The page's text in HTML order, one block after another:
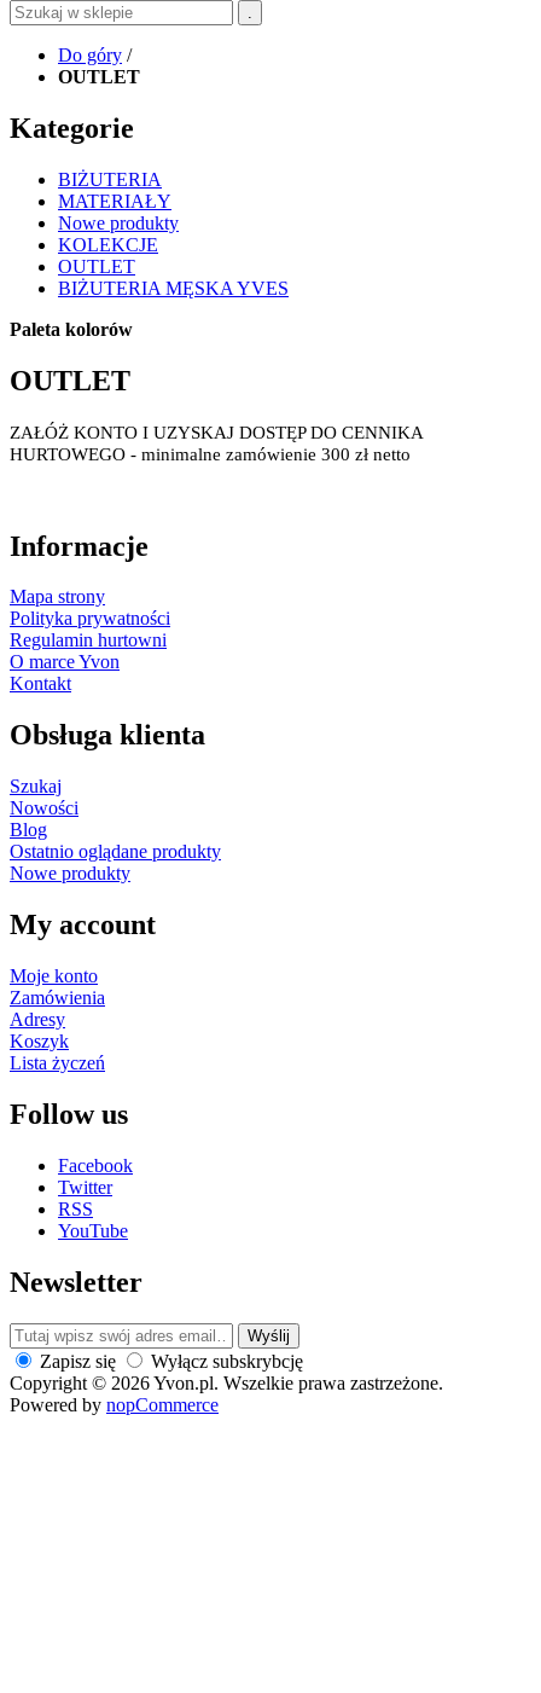
.
Do góry /
OUTLET
Kategorie
BIŻUTERIA
MATERIAŁY
Nowe produkty
KOLEKCJE
OUTLET
BIŻUTERIA MĘSKA YVES
Paleta kolorów
OUTLET
ZAŁÓŻ KONTO I UZYSKAJ DOSTĘP DO CENNIKA
HURTOWEGO - minimalne zamówienie 300 zł netto
Informacje
Mapa strony
Polityka prywatności
Regulamin hurtowni
O marce Yvon
Kontakt
Obsługa klienta
Szukaj
Nowości
Blog
Ostatnio oglądane produkty
Nowe produkty
My account
Moje konto
Zamówienia
Adresy
Koszyk
Lista życzeń
Follow us
Facebook
Twitter
RSS
YouTube
Newsletter
Wyślij
Zapisz się
Wyłącz subskrybcję
Copyright © 2026 Yvon.pl. Wszelkie prawa zastrzeżone.
Powered by nopCommerce